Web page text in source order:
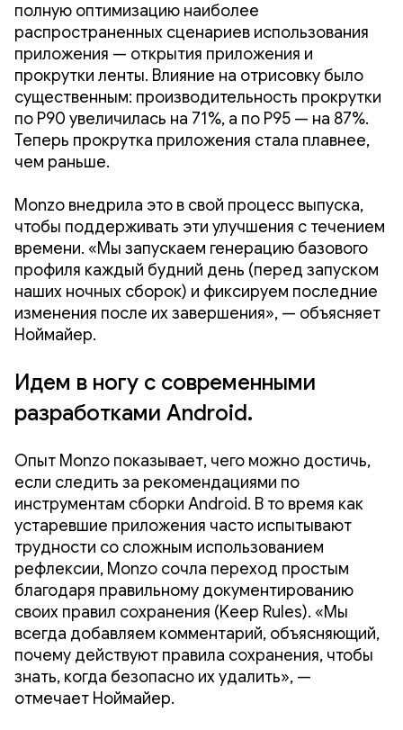
полную оптимизацию наиболее
распространенных сценариев использования
приложения — открытия приложения и
прокрутки ленты. Влияние на отрисовку было
существенным: производительность прокрутки
по P90 увеличилась на 71%, а по P95 — на 87%.
Теперь прокрутка приложения стала плавнее,
чем раньше.
Monzo внедрила это в свой процесс выпуска,
чтобы поддерживать эти улучшения с течением
времени. «Мы запускаем генерацию базового
профиля каждый будний день (перед запуском
наших ночных сборок) и фиксируем последние
изменения после их завершения», — объясняет
Ноймайер.
Идем в ногу с современными
разработками Android.
Опыт Monzo показывает, чего можно достичь,
если следить за рекомендациями по
инструментам сборки Android. В то время как
устаревшие приложения часто испытывают
трудности со сложным использованием
рефлексии, Monzo сочла переход простым
благодаря правильному документированию
своих правил сохранения (Keep Rules). «Мы
всегда добавляем комментарий, объясняющий,
почему действуют правила сохранения, чтобы
знать, когда безопасно их удалить», —
отмечает Ноймайер.